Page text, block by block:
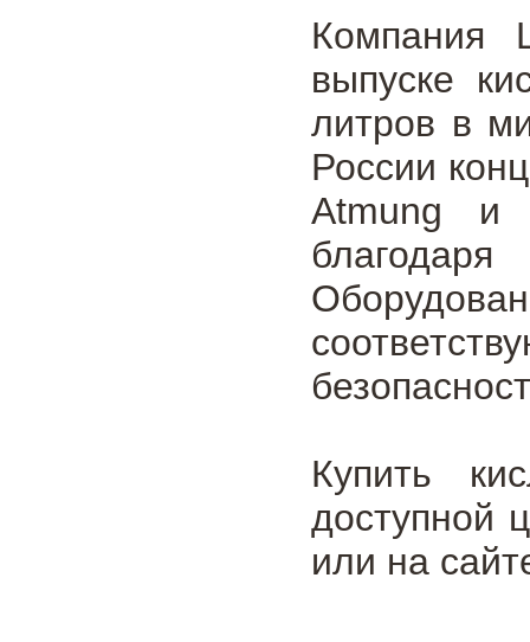
Компания
выпуске
литров в
России
Atmung и
Купить
доступной
или на